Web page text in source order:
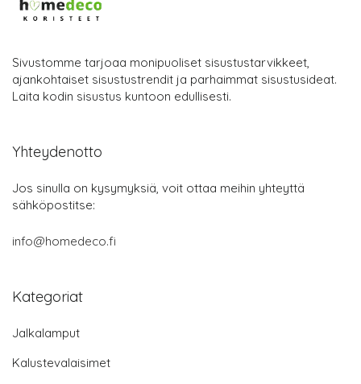
Sivustomme tarjoaa monipuoliset sisustustarvikkeet,
ajankohtaiset sisustustrendit ja parhaimmat sisustusideat.
Laita kodin sisustus kuntoon edullisesti.
Yhteydenotto
Jos sinulla on kysymyksiä, voit ottaa meihin yhteyttä
sähköpostitse:
info@homedeco.fi
Kategoriat
Jalkalamput
Kalustevalaisimet